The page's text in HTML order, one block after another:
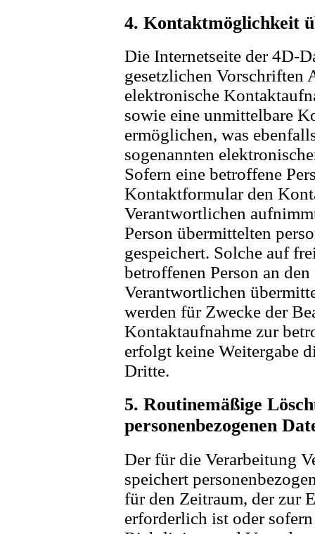
4. Kontaktmöglichkeit
Die Internetseite der 4D-
gesetzlichen Vorschriften
elektronische
sowie eine unmittelbare
ermöglichen, was
sogenannten
Sofern eine betroffene
Kontaktformular den
Verantwortlichen
Person übermittelten
gespeichert. Solche auf
betroffenen Person an
Verantwortlichen
werden für Zwecke der
Kontaktaufnahme zur
erfolgt keine Weitergabe
Dritte.
5. Routinemäßige
personenbezogenen
Der für die Verarbeitung
speichert
für den Zeitraum, der zur
erforderlich ist oder